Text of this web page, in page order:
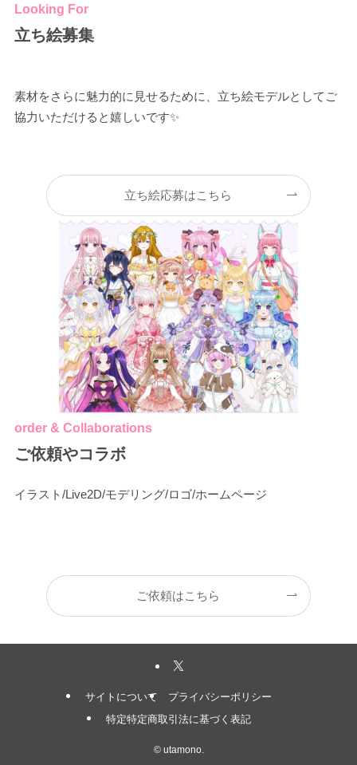
Looking For
立ち絵募集
素材をさらに魅力的に見せるために、立ち絵モデルとしてご
協力いただけると嬉しいです✨
立ち絵応募はこちら
order & Collaborations
ご依頼やコラボ
イラスト/Live2D/モデリング/ロゴ/ホームページ
ご依頼はこちら
サイトについて
プライバシーポリシー
特定特定商取引法に基づく表記
©utamono.